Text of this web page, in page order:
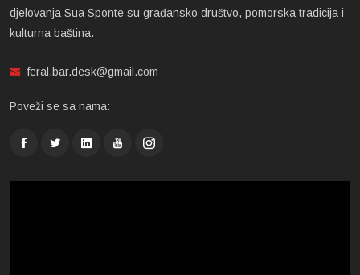
djelovanja Sua Sponte su građansko društvo, pomorska tradicija i
kulturna baština.
feral.bar.desk@gmail.com
Poveži se sa nama: